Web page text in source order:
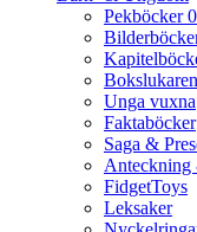
Pekböcker
Unga vuxna
Faktaböcker
Saga &
Anteckning
FidgetToys
Leksaker